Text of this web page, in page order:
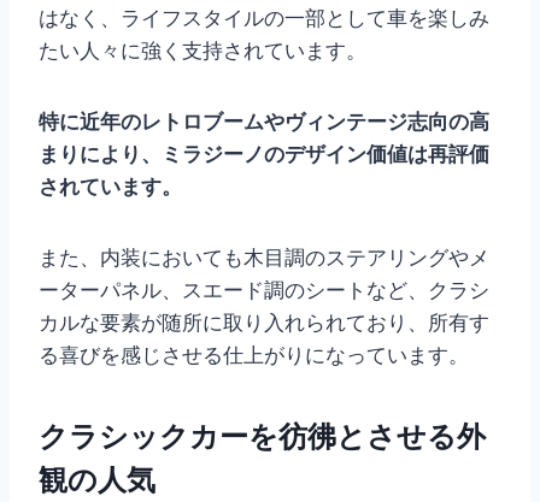
はなく、ライフスタイルの一部として車を楽しみ
たい人々に強く支持されています。
特に近年のレトロブームやヴィンテージ志向の高
まりにより、ミラジーノのデザイン価値は再評価
されています。
また、内装においても木目調のステアリングやメ
ーターパネル、スエード調のシートなど、クラシ
カルな要素が随所に取り入れられており、所有す
る喜びを感じさせる仕上がりになっています。
クラシックカーを彷彿とさせる外
観の人気